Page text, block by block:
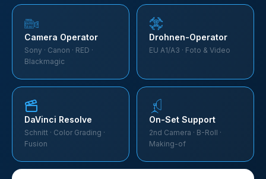
Camera Operator
Sony · Canon · RED ·
Blackmagic
Drohnen-Operator
EU A1/A3 · Foto & Video
DaVinci Resolve
Schnitt · Color Grading ·
Fusion
On-Set Support
2nd Camera · B-Roll ·
Making-of